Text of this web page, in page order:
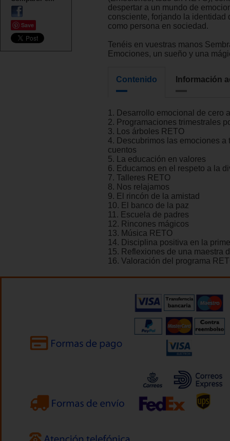
Save
despertar a un mundo de
consciente, forjando la identidad
como persona en sociedad.
Tenéis en vuestras manos
Emociones, un sueño y una
Contenido Información
1. Desarrollo emocional de cero
2. Programaciones trimestrales
3. Los árboles RETO
4. Descubrimos las emociones a
cuentos
5. La educación en valores
6. Educamos en el respeto a la
7. Talleres RETO
8. Nos relajamos
9. El rincón de la amistad
10. El banco de la paz
11. Escuela de padres
12. Rincones mágicos
13. Música RETO
14. Disciplina positiva en la
15. Reflexiones de una maestra
16. Valoración del programa